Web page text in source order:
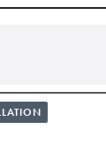
cykler?
och